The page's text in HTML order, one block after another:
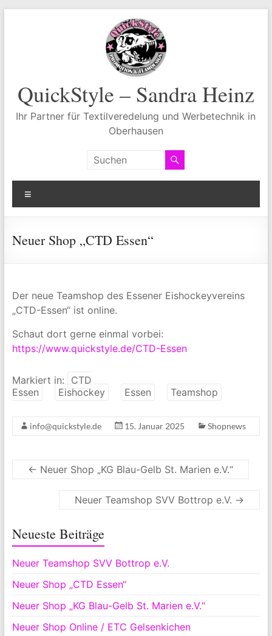
QuickStyle – Sandra Heinz
Ihr Partner für Textilveredelung und Werbetechnik in
Oberhausen
Neuer Shop „CTD Essen“
Der neue Teamshop des Essener Eishockeyvereins
„CTD-Essen“ ist online.
Schaut dort gerne einmal vorbei:
https://www.quickstyle.de/CTD-Essen
Markiert in:
CTD
Essen
Eishockey Essen Teamshop
info@quickstyle.de 15. Januar 2025 Shopnews
← Neuer Shop „KG Blau-Gelb St. Marien e.V.“
Neuer Teamshop SVV Bottrop e.V. →
Neueste Beiträge
Neuer Teamshop SVV Bottrop e.V.
Neuer Shop „CTD Essen“
Neuer Shop „KG Blau-Gelb St. Marien e.V.“
Neuer Shop Online / ETC Gelsenkichen